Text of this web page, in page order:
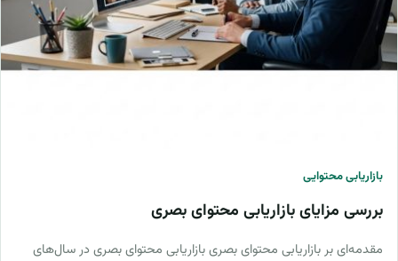
بازاریابی محتوایی
بررسی مزایای بازاریابی محتوای بصری
مقدمه‌ای بر بازاریابی محتوای بصری بازاریابی محتوای بصری در سال‌های